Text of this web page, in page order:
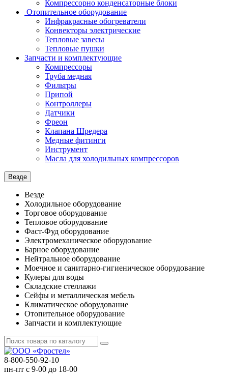
Компрессорно конденсаторные блоки
Отопительное оборудование
Инфракрасные обогреватели
Конвекторы электрические
Тепловые завесы
Тепловые пушки
Запчасти и комплектующие
Компрессоры
Труба медная
Фильтры
Припой
Контроллеры
Датчики
Фреон
Клапана Шредера
Медные фитинги
Инструмент
Масла для холодильных компрессоров
Везде
Везде
Холодильное оборудование
Торговое оборудование
Тепловое оборудование
Фаст-Фуд оборудование
Электромеханическое оборудование
Барное оборудование
Нейтральное оборудование
Моечное и санитарно-гигиеническое оборудование
Кулеры для воды
Складские стеллажи
Сейфы и металлическая мебель
Климатическое оборудование
Отопительное оборудование
Запчасти и комплектующие
8-800-550-92-10
пн-пт с 9-00 до 18-00